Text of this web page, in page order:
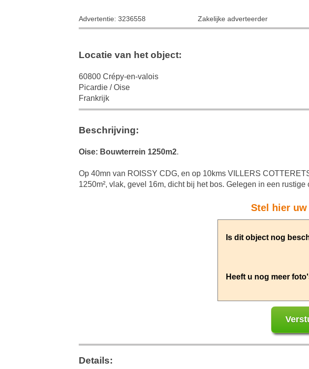
Advertentie: 3236558 Zakelijke adverteerder
Locatie van het object:
60800 Crépy-en-valois
Picardie / Oise
Frankrijk
Beschrijving:
Oise: Bouwterrein 1250m2.
Op 40mn van ROISSY CDG, en op 10kms VILLERS
1250m², vlak, gevel 16m, dicht bij het bos. Gelegen in een
Stel hier
Details: